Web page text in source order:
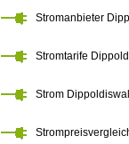
Stromanbieter
Stromtarife
Strom